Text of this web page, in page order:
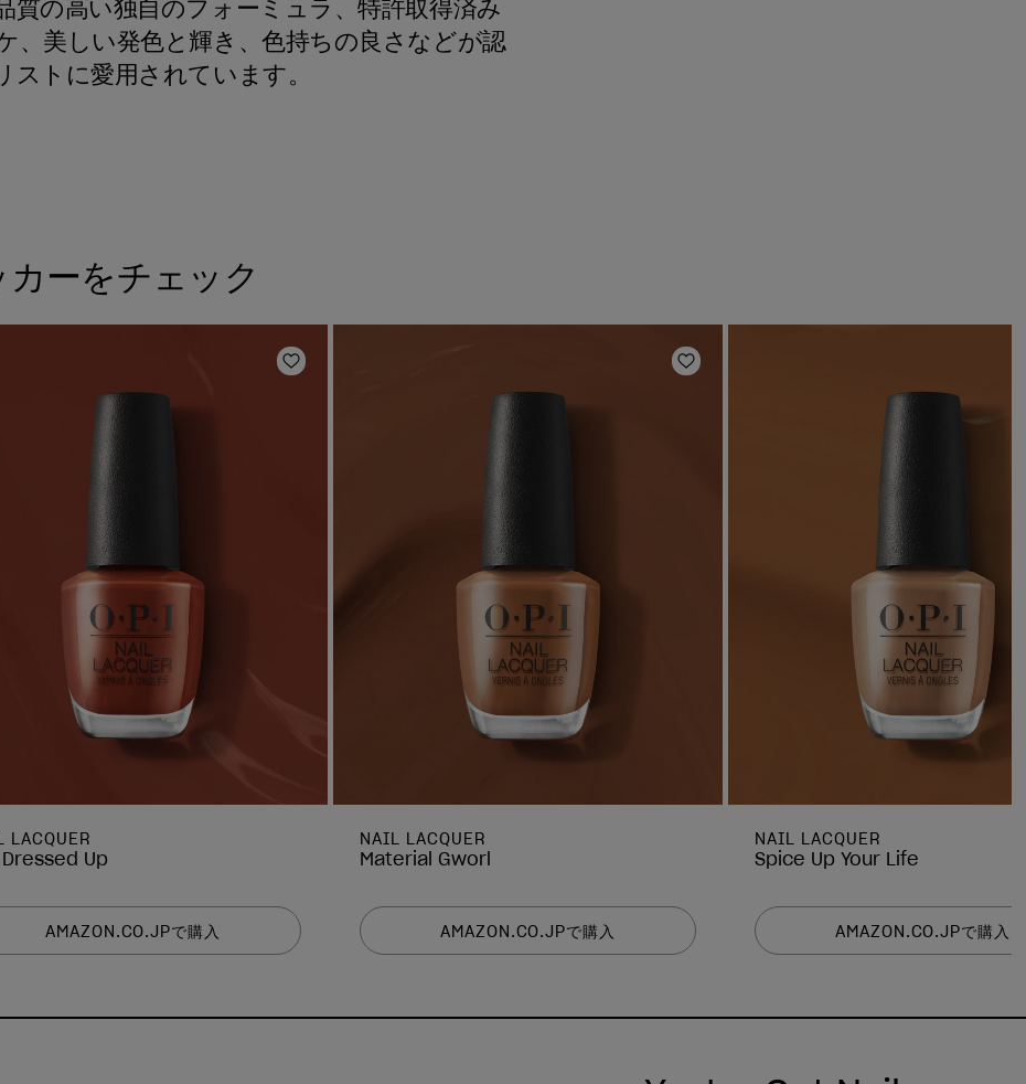
の高い独自のフォーミュラ、特許取得済み
、美しい発色と輝き、色持ちの良さなどが認
トに愛用されています。
ーをチェック
トに追加 ほしいものリストに追加
LACQUER
Up
AMAZON.CO.JPで購入
ほしいものリストに追加
NAIL LACQUER
Material Gworl
AMAZON.CO.JPで購入
NAIL LACQUER
Spice Up Your Life
AMAZON.CO.JPで購入